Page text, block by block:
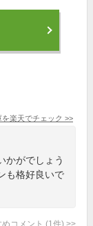
を楽天でチェック >>
かがでしょう
も格好良いで
コメント (1 件) >